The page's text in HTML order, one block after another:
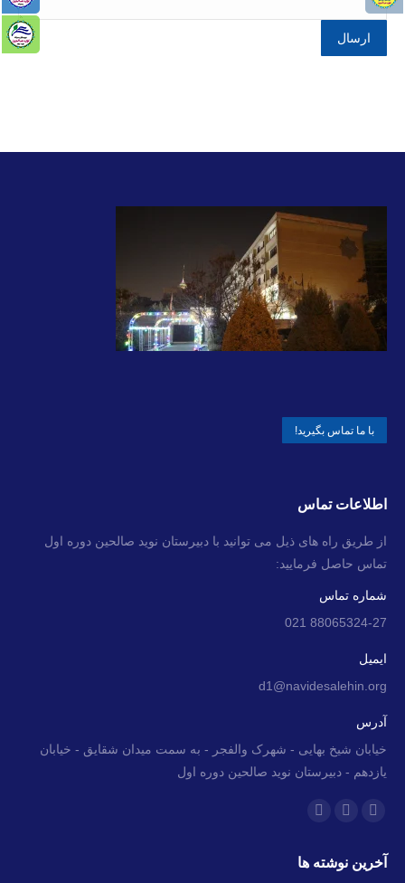
با ما تماس بگیرید!
اطلاعات تماس
از طریق راه های ذیل می توانید با دبیرستان نوید صالحین دوره اول
تماس حاصل فرمایید:
شماره تماس
88065324-27 021
ایمیل
d1@navidesalehin.org
آدرس
خیابان شیخ بهایی - شهرک والفجر - به سمت میدان شقایق - خیابان
یازدهم - دبیرستان نوید صالحین دوره اول
ما را دنبال کنید در:
کردنکردنکردن
آخرین نوشته ها